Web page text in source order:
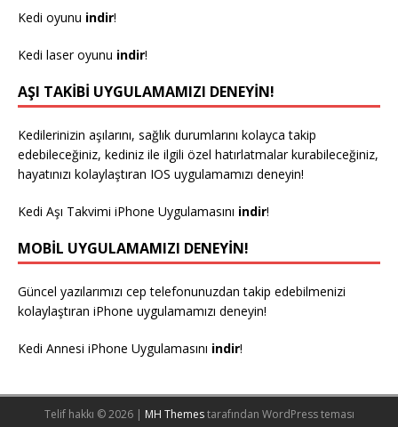
Kedi oyunu indir!
Kedi laser oyunu indir!
AŞI TAKIBI UYGULAMAMIZI DENEYIN!
Kedilerinizin aşılarını, sağlık durumlarını kolayca takip
edebileceğiniz, kediniz ile ilgili özel hatırlatmalar kurabileceğiniz,
hayatınızı kolaylaştıran IOS uygulamamızı deneyin!
Kedi Aşı Takvimi iPhone Uygulamasını indir!
MOBIL UYGULAMAMIZI DENEYIN!
Güncel yazılarımızı cep telefonunuzdan takip edebilmenizi
kolaylaştıran iPhone uygulamamızı deneyin!
Kedi Annesi iPhone Uygulamasını indir!
Telif hakkı © 2026 | MH Themestarafından WordPress teması